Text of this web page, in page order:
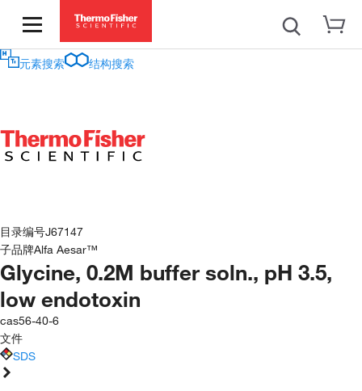
元素搜索 结构搜索
目录编号J67147
子品牌Alfa Aesar™
Glycine, 0.2M buffer soln., pH 3.5,
low endotoxin
cas56-40-6
文件
SDS